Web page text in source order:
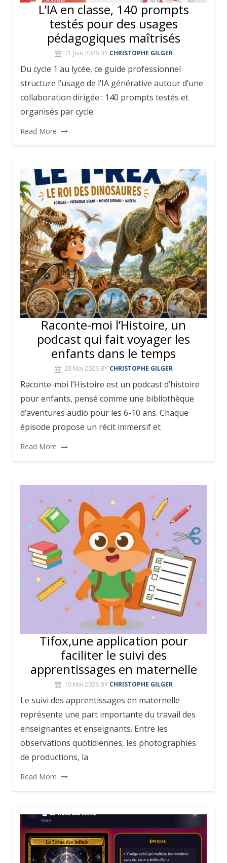
L’IA en classe, 140 prompts
testés pour des usages
pédagogiques maîtrisés
21 Juin 2026 BY CHRISTOPHE GILGER
Du cycle 1 au lycée, ce guide professionnel
structure l’usage de l’IA générative autour d’une
collaboration dirigée : 140 prompts testés et
organisés par cycle
Read More
Raconte-moi l’Histoire, un
podcast qui fait voyager les
enfants dans le temps
28 Mai 2026 BY CHRISTOPHE GILGER
Raconte-moi l’Histoire est un podcast d’histoire
pour enfants, pensé comme une bibliothèque
d’aventures audio pour les 6-10 ans. Chaque
épisode propose un récit immersif et
Read More
Tifox,une application pour
faciliter le suivi des
apprentissages en maternelle
10 Mai 2026 BY CHRISTOPHE GILGER
Le suivi des apprentissages en maternelle
représente une part importante du travail des
enseignantes et enseignants. Entre les
observations quotidiennes, les photographies
de productions, la
Read More